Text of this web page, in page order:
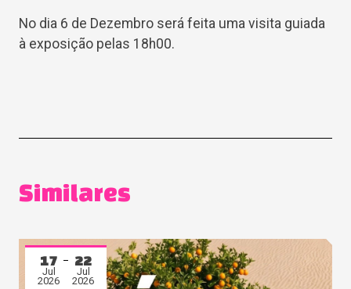
No dia 6 de Dezembro será feita uma visita guiada
à exposição pelas 18h00.
Similares
17
Jul
2026
22
Jul
2026